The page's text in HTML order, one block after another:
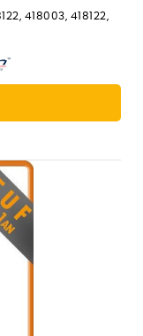
418003, 418122,